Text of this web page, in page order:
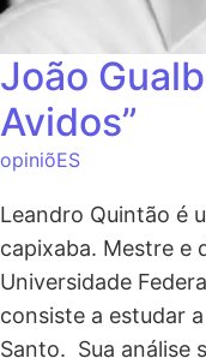
João
Avidos”
opiniõES
Leandro Quintão é
capixaba. Mestre e
Universidade
consiste a estudar
Santo. Sua análise